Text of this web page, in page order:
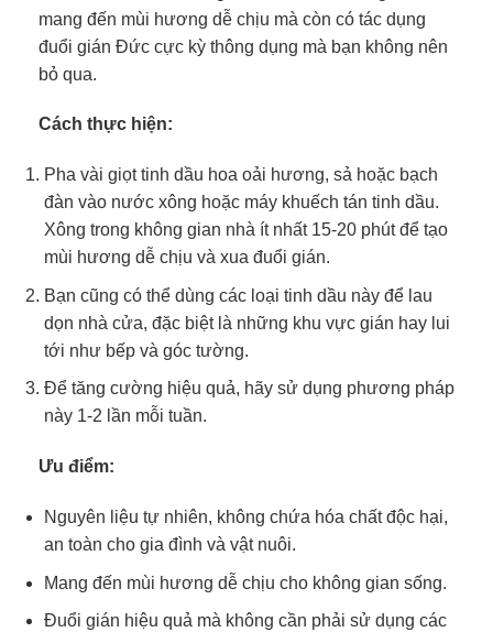
mang đến mùi hương dễ chịu mà còn có tác dụng
đuổi gián Đức cực kỳ thông dụng mà bạn không nên
bỏ qua.
Cách thực hiện:
Pha vài giọt tinh dầu hoa oải hương, sả hoặc bạch
đàn vào nước xông hoặc máy khuếch tán tinh dầu.
Xông trong không gian nhà ít nhất 15-20 phút để tạo
mùi hương dễ chịu và xua đuổi gián.
Bạn cũng có thể dùng các loại tinh dầu này để lau
dọn nhà cửa, đặc biệt là những khu vực gián hay lui
tới như bếp và góc tường.
Để tăng cường hiệu quả, hãy sử dụng phương pháp
này 1-2 lần mỗi tuần.
Ưu điểm:
Nguyên liệu tự nhiên, không chứa hóa chất độc hại,
an toàn cho gia đình và vật nuôi.
Mang đến mùi hương dễ chịu cho không gian sống.
Đuổi gián hiệu quả mà không cần phải sử dụng các